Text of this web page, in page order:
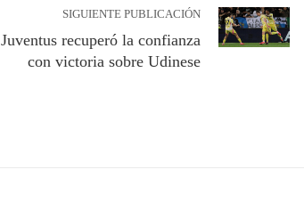
SIGUIENTE PUBLICACIÓN
Juventus recuperó la confianza
con victoria sobre Udinese